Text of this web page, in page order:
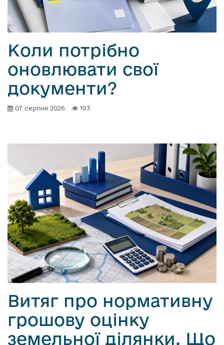
о
в
м
і
с
т
у
Коли потрібно
оновлювати свої
документи?
07 серпня 2026 193
Витяг про нормативну
грошову оцінку
земельної ділянки. Що